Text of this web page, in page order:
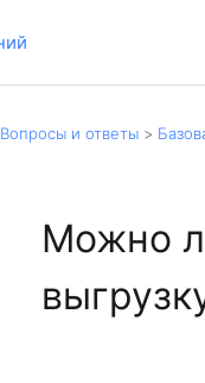
Вопросы и ответы
Можно